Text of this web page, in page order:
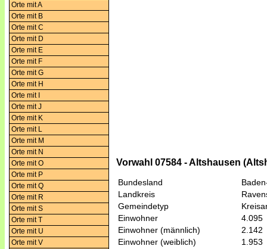
Orte mit A
Orte mit B
Orte mit C
Orte mit D
Orte mit E
Orte mit F
Orte mit G
Orte mit H
Orte mit I
Orte mit J
Orte mit K
Orte mit L
Orte mit M
Orte mit N
Orte mit O
Orte mit P
Orte mit Q
Orte mit R
Orte mit S
Orte mit T
Orte mit U
Orte mit V
Vorwahl 07584 - Altshausen
Bundesland
Landkreis
Gemeindetyp
Einwohner
4.095
Einwohner (männlich)
2.142
Einwohner (weiblich)
1.953